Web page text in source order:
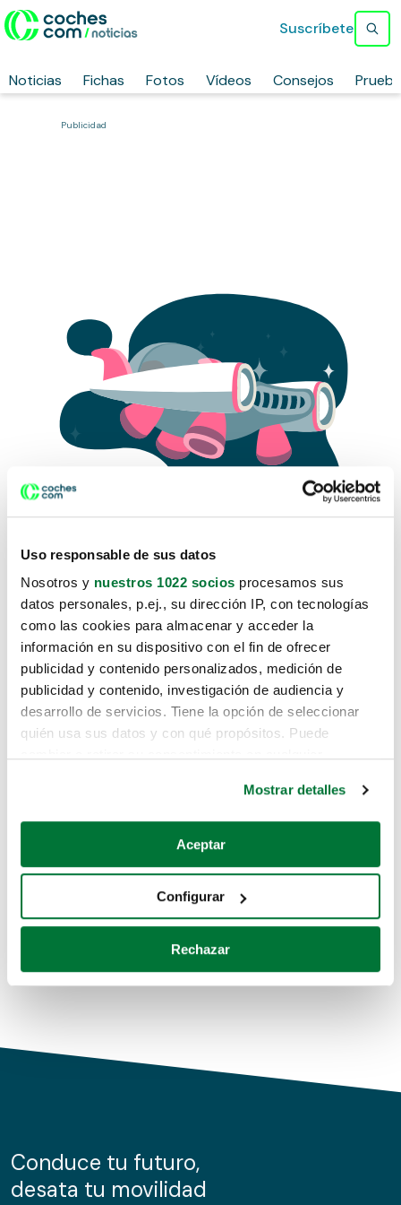
Uso responsable de sus datos
Nosotros y nuestros 1022 socios procesamos sus
datos personales, p.ej., su dirección IP, con tecnologías
como las cookies para almacenar y acceder la
información en su dispositivo con el fin de ofrecer
publicidad y contenido personalizados, medición de
publicidad y contenido, investigación de audiencia y
desarrollo de servicios. Tiene la opción de seleccionar
quién usa sus datos y con qué propósitos. Puede
Si lo permite, también quisiéramos:
Recopilar información sobre su ubicación geográfica
Identificar su dispositivo analizándolo activamente
para buscar características específicas (huellas
Obtenga más información sobre cómo se procesan sus
de cookies.
información sobre el uso que haga del sitio web con
nuestros partners de redes sociales, publicidad y análisis
Mostrar detalles
Aceptar
Configurar
Rechazar
Noticias Fichas Fotos Vídeos Consejos
Suscríbete
Publicidad
Lo sentimos, no sabemos como
te hemos traido hasta aquí.
Pero puedes encontrar el coche que estás
buscando en alguno de estos enlaces:
Coches de segunda mano
Coches de km0
Conduce tu futuro,
desata tu movilidad